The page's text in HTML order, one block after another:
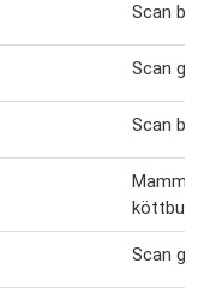
Scan
Scan
Scan
Mamma
Scan